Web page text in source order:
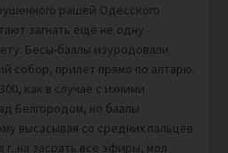
рашей Одесского
загнать ещё не одну
Бесы-баалы изуродовали
собор, прилёт прямо по алтарю.
как в случае с ихними
Белгородом, но баалы
высасывая со средних пальцев
г..на засрать все эфиры, мол